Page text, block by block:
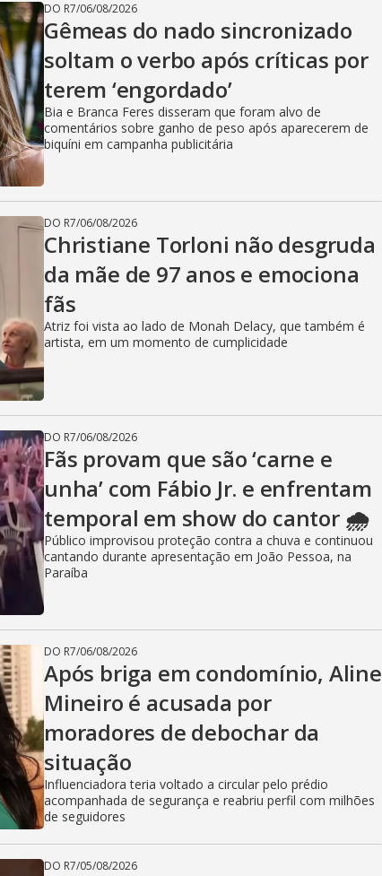
DO R7/06/08/2026
Gêmeas do nado sincronizado
soltam o verbo após críticas por
terem ‘engordado’
Bia e Branca Feres disseram que foram alvo de
comentários sobre ganho de peso após aparecerem de
biquíni em campanha publicitária
DO R7/06/08/2026
Christiane Torloni não desgruda
da mãe de 97 anos e emociona
fãs
Atriz foi vista ao lado de Monah Delacy, que também é
artista, em um momento de cumplicidade
DO R7/06/08/2026
Fãs provam que são ‘carne e
unha’ com Fábio Jr. e enfrentam
temporal em show do cantor 🌧️
Público improvisou proteção contra a chuva e continuou
cantando durante apresentação em João Pessoa, na
Paraíba
DO R7/06/08/2026
Após briga em condomínio, Aline
Mineiro é acusada por
moradores de debochar da
situação
Influenciadora teria voltado a circular pelo prédio
acompanhada de segurança e reabriu perfil com milhões
de seguidores
DO R7/05/08/2026